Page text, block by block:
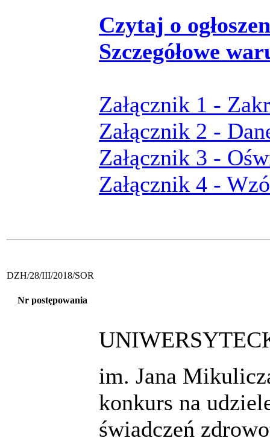
Czytaj o
Szczegółowe
Załącznik 1 -
Załącznik 2 -
Załącznik 3 -
Załącznik 4 -
DZH/28/III/2018/SOR
Nr postępowania
im. Jana
konkurs na
świadczeń